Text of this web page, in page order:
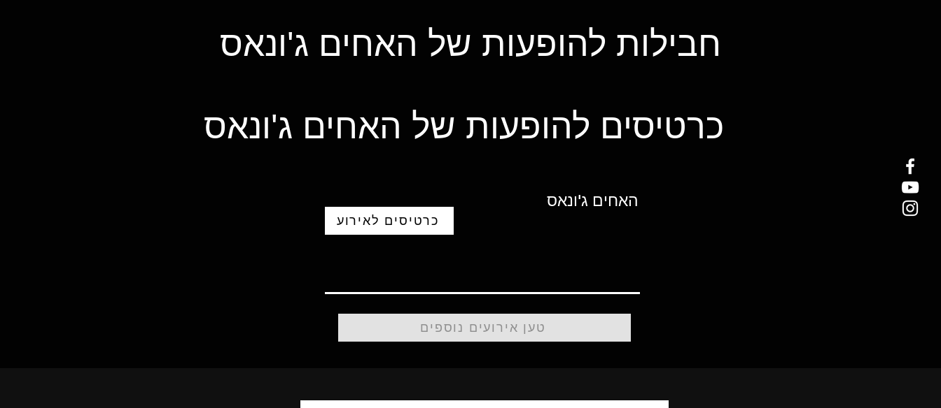
חבילות להופעות של האחים ג'ונאס
כרטיסים להופעות של האחים ג'ונאס
כרטיסים לאירוע
האחים ג'ונאס
טען אירועים נוספים